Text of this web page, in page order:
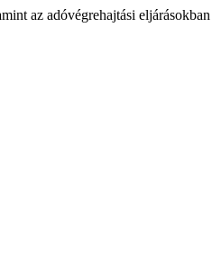
az adóvégrehajtási